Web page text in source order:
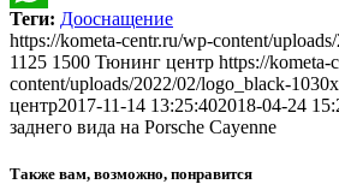
WhatsApp
Теги: Дооснащение
https://kometa-centr.ru/wp-content/
1125 1500 Тюнинг центр https://kometa-
content/uploads/2022/02/logo_black-
центр2017-11-14 13:25:402018-04-24
заднего вида на Porsche Cayenne
Также вам, возможно, понравится